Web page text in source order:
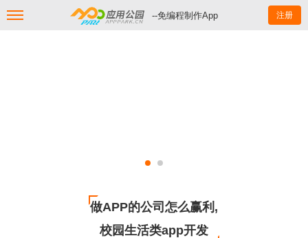
--免编程制作App 注册
做APP的公司怎么赢利,
校园生活类app开发